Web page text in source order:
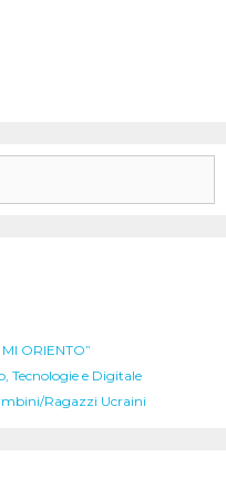
ORIENTO”
Tecnologie e Digitale
Ragazzi Ucraini